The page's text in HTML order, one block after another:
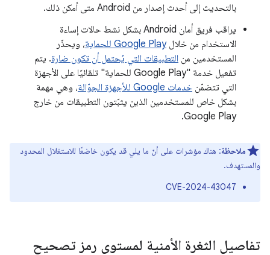
بالتحديث إلى أحدث إصدار من Android متى أمكن ذلك.
يراقب فريق أمان Android بشكل نشط حالات إساءة
الاستخدام من خلالGoogle Play للحماية
، ويحذّر
المستخدمين من التطبيقات التي يُحتمل أن تكون ضارة. يتم
تفعيل خدمة "Google Play للحماية" تلقائيًا على الأجهزة
التي تتضمّن خدمات Google للأجهزة الجوّالة
، وهي مهمة
بشكل خاص للمستخدمين الذين يثبّتون التطبيقات من خارج
Google Play.
ملاحظة: هناك مؤشرات على أنّ ما يلي قد يكون خاضعًا للاستغلال المحدود
والمستهدف.
CVE-2024-43047
تفاصيل الثغرة الأمنية لمستوى رمز تصحيح